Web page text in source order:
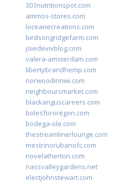
301nutritionspot.com
ammos-stores.com
loceanecreations.com
birdsongridgefarm.com
joiedevivblog.com
valera-amsterdam.com
libertybrandhemp.com
norwoodinnwi.com
neighboursmarket.com
blackanguscareers.com
bolesfororegon.com
bodega-ole.com
thestreamlinerlounge.com
mestrinorubanofc.com
novelatherton.com
nassvalleygardens.net
electjohnstewart.com